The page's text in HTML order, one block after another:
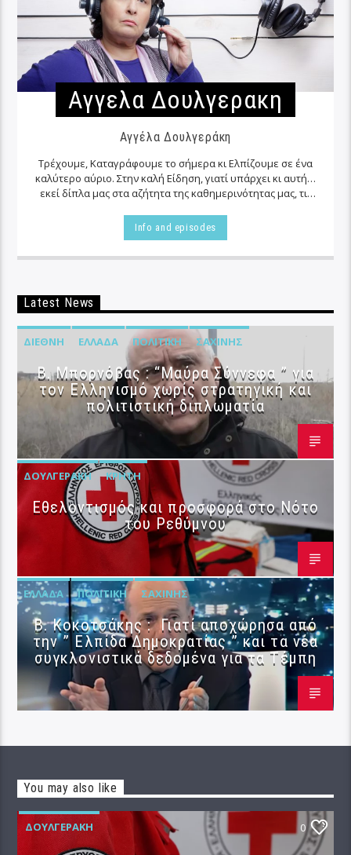
Αγγελα Δουλγερακη
Αγγέλα Δουλγεράκη
Τρέχουμε, Καταγράφουμε το σήμερα κι Ελπίζουμε σε ένα
καλύτερο αύριο. Στην καλή Είδηση, γιατί υπάρχει κι αυτή…
εκεί δίπλα μας στα αζήτητα της καθημερινότητας μας, τις
Info and episodes
Latest News
ΔΙΕΘΝΉ ΕΛΛΆΔΑ ΠΟΛΙΤΙΚΉ ΣΑΧΊΝΗΣ
B. Μπορνόβας : “Μαύρα Σύννεφα ” για
τον Ελληνισμό χωρίς στρατηγική και
πολιτιστική διπλωματία
ΔΟΥΛΓΕΡΆΚΗ ΚΡΉΤΗ
Εθελοντισμός και προσφορά στο Νότο
του Ρεθύμνου
ΕΛΛΆΔΑ ΠΟΛΙΤΙΚΉ ΣΑΧΊΝΗΣ
Β. Κοκοτσάκης : Γιατί αποχώρησα από
την ” Ελπίδα Δημοκρατίας ” και τα νέα
συγκλονιστικά δεδομένα για τα Τέμπη
You may also like
ΔΟΥΛΓΕΡΆΚΗ 0